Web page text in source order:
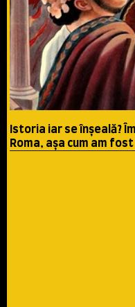
Istoria iar se înşeală?
Roma, aşa cum am